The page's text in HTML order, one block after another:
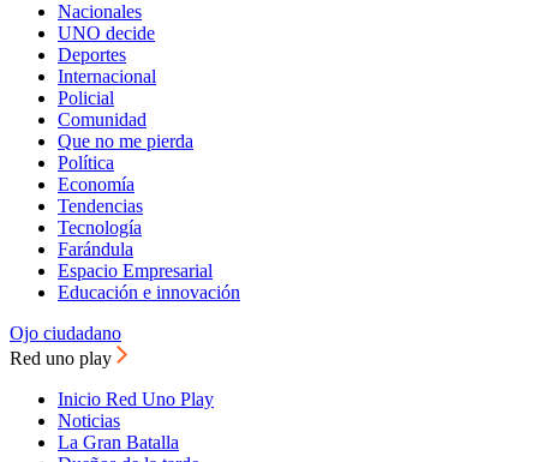
Nacionales
UNO decide
Deportes
Internacional
Policial
Comunidad
Que no me pierda
Política
Economía
Tendencias
Tecnología
Farándula
Espacio Empresarial
Educación e innovación
Ojo ciudadano
Red uno play
Inicio Red Uno Play
Noticias
La Gran Batalla